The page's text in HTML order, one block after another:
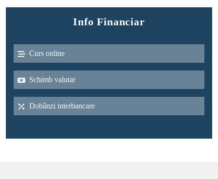
Info Financiar
Curs online
Schimb valutar
Dobânzi interbancare